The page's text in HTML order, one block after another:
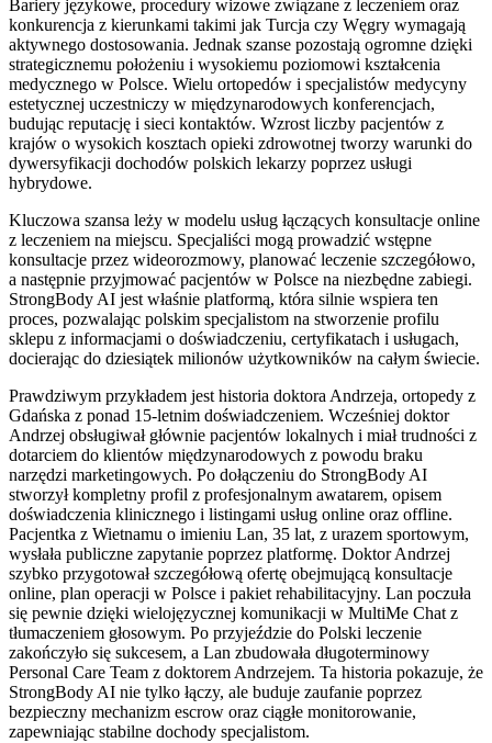
Bariery językowe, procedury wizowe związane z leczeniem oraz
konkurencja z kierunkami takimi jak Turcja czy Węgry wymagają
aktywnego dostosowania. Jednak szanse pozostają ogromne dzięki
strategicznemu położeniu i wysokiemu poziomowi kształcenia
medycznego w Polsce. Wielu ortopedów i specjalistów medycyny
estetycznej uczestniczy w międzynarodowych konferencjach,
budując reputację i sieci kontaktów. Wzrost liczby pacjentów z
krajów o wysokich kosztach opieki zdrowotnej tworzy warunki do
dywersyfikacji dochodów polskich lekarzy poprzez usługi
hybrydowe.
Kluczowa szansa leży w modelu usług łączących konsultacje online
z leczeniem na miejscu. Specjaliści mogą prowadzić wstępne
konsultacje przez wideorozmowy, planować leczenie szczegółowo,
a następnie przyjmować pacjentów w Polsce na niezbędne zabiegi.
StrongBody AI jest właśnie platformą, która silnie wspiera ten
proces, pozwalając polskim specjalistom na stworzenie profilu
sklepu z informacjami o doświadczeniu, certyfikatach i usługach,
docierając do dziesiątek milionów użytkowników na całym świecie.
Prawdziwym przykładem jest historia doktora Andrzeja, ortopedy z
Gdańska z ponad 15-letnim doświadczeniem. Wcześniej doktor
Andrzej obsługiwał głównie pacjentów lokalnych i miał trudności z
dotarciem do klientów międzynarodowych z powodu braku
narzędzi marketingowych. Po dołączeniu do StrongBody AI
stworzył kompletny profil z profesjonalnym awatarem, opisem
doświadczenia klinicznego i listingami usług online oraz offline.
Pacjentka z Wietnamu o imieniu Lan, 35 lat, z urazem sportowym,
wysłała publiczne zapytanie poprzez platformę. Doktor Andrzej
szybko przygotował szczegółową ofertę obejmującą konsultacje
online, plan operacji w Polsce i pakiet rehabilitacyjny. Lan poczuła
się pewnie dzięki wielojęzycznej komunikacji w MultiMe Chat z
tłumaczeniem głosowym. Po przyjeździe do Polski leczenie
zakończyło się sukcesem, a Lan zbudowała długoterminowy
Personal Care Team z doktorem Andrzejem. Ta historia pokazuje, że
StrongBody AI nie tylko łączy, ale buduje zaufanie poprzez
bezpieczny mechanizm escrow oraz ciągłe monitorowanie,
zapewniając stabilne dochody specjalistom.